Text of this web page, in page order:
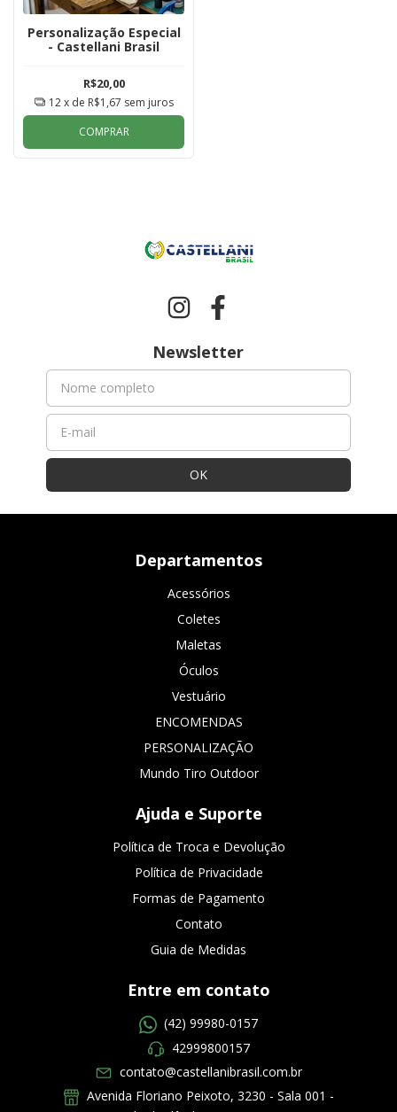
Personalização Especial
- Castellani Brasil
R$20,00
12 x de R$1,67 sem juros
COMPRAR
Newsletter
Departamentos
Acessórios
Coletes
Maletas
Óculos
Vestuário
ENCOMENDAS
PERSONALIZAÇÃO
Mundo Tiro Outdoor
Ajuda e Suporte
Política de Troca e Devolução
Política de Privacidade
Formas de Pagamento
Contato
Guia de Medidas
Entre em contato
(42) 99980-0157
42999800157
contato@castellanibrasil.com.br
Avenida Floriano Peixoto, 3230 - Sala 001 -